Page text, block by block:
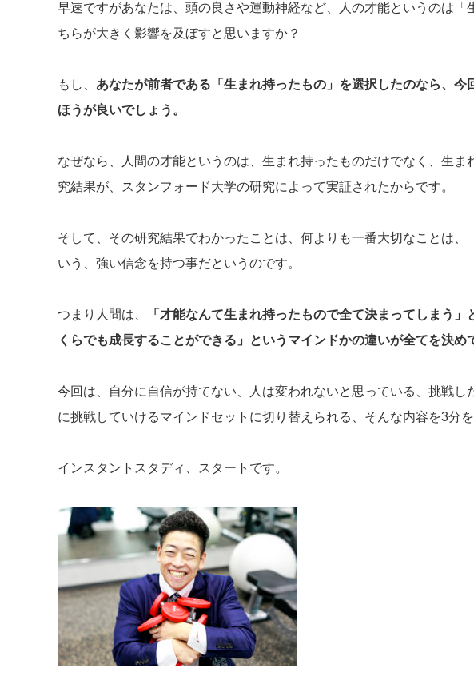
早速ですがあなたは、頭の良さや運動神経など、人の才能というのは
ちらが大きく影響を及ぼすと思いますか？
もし、 あなたが前者である「生まれ持ったもの」を選択したのなら、
ほうが良いでしょう。
なぜなら、人間の才能というのは、生まれ持ったものだけでなく、生
究結果が、スタンフォード大学の研究によって実証されたからです。
そして、その研究結果でわかったことは、何よりも一番大切なことは
いう、強い信念を持つ事だというのです。
つまり人間は、
「才能なんて生まれ持ったもので全て決まってしまう
くらでも成長することができる」というマインドかの違いが全てを決め
今回は、自分に自信が持てない、人は変われないと思っている、挑戦
に挑戦していけるマインドセットに切り替えられる、そんな内容を3分
インスタントスタディ、スタートです。